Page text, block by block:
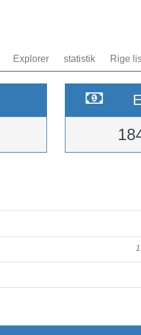
Explorer statistik Rige